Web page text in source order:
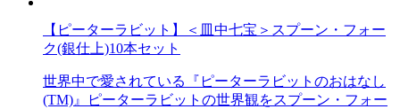
【ピーターラビット】＜皿中七宝＞スプーン・フォー
ク(銀仕上)10本セット
世界中で愛されている『ピーターラビットのおはなし
(TM)』ピーターラビットの世界観をスプーン・フォー